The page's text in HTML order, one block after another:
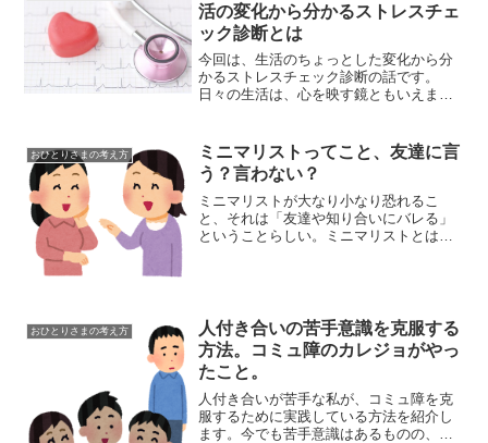
活の変化から分かるストレスチェ
ック診断とは
今回は、生活のちょっとした変化から分
かるストレスチェック診断の話です。
日々の生活は、心を映す鏡ともいえま
かるのです。ストレスをそのまま放って
おくと、うつ病などの深刻な症...
おひとりさまの考え方
ミニマリストってこと、友達に言
う？言わない？
ミニマリストが大なり小なり恐れるこ
と、それは「友達や知り合いにバレる」
ということらしい。ミニマリストとは、
おひとりさまの考え方
人付き合いの苦手意識を克服する
方法。コミュ障のカレジョがやっ
たこと。
人付き合いが苦手な私が、コミュ障を克
服するために実践している方法を紹介し
ます。今でも苦手意識はあるものの、ひ